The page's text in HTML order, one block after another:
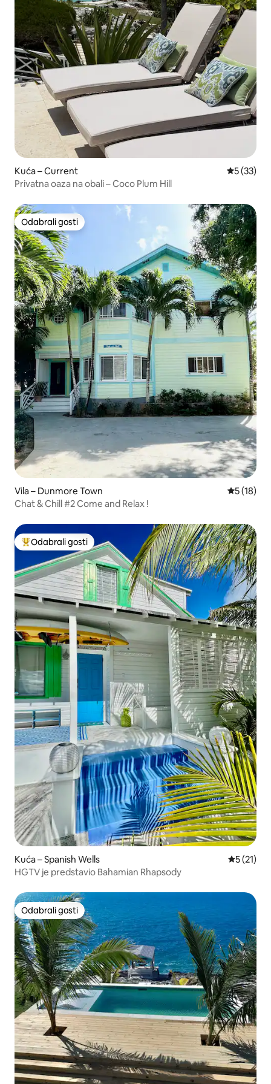
Kuća – Current Prosječna
5 (33)
Privatna oaza na obali – Coco Plum Hill
Odabrali gosti
Odabrali gosti
Vila – Dunmore Town Prosječna
5 (18)
Chat & Chill #2 Come and Relax !
Među najviše rangiranima s oznakom „Odabrali gosti”
Odabrali gosti
Kuća – Spanish Wells Prosječna
5 (21)
HGTV je predstavio Bahamian Rhapsody
Odabrali gosti
Odabrali gosti